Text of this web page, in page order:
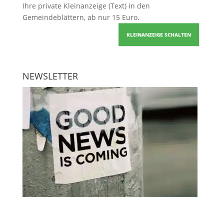
Ihre private Kleinanzeige (Text) in den
Gemeindeblättern, ab nur 15 Euro.
KLEINANZEIGE SCHALTEN
NEWSLETTER